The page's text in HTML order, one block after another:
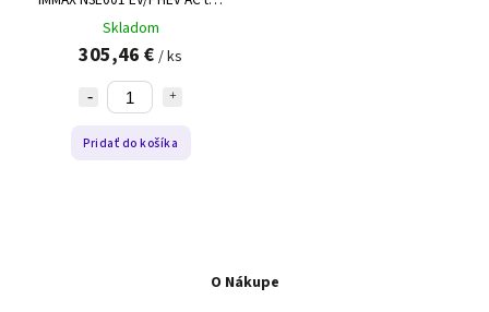
2 11 kW
Skladom
305,46 € / ks
Pridať do košíka
O Nákupe